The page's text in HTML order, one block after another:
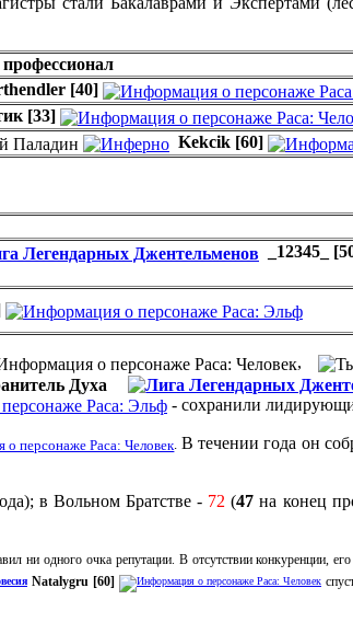
[40]
[33]
Kekcik [60]
_12345_
,
- сохранили
. В течении года он
в Вольном Братстве - 72 (47 на конец
ни одного очка репутации. В отсутствии конкуренции,
Natalygru [60]